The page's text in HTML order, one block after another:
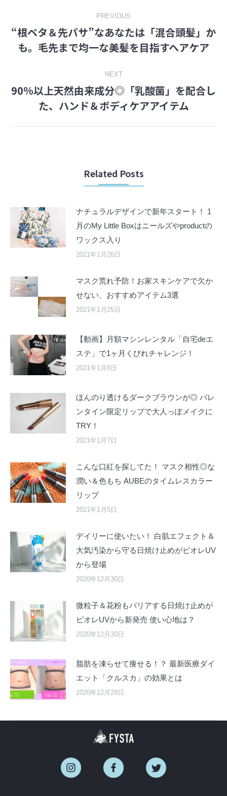
navigation
PREVIOUS
Previous
post:
“根ベタ＆先パサ”なあなたは「混合頭髪」か
も。毛先まで均一な美髪を目指すヘアケア
NEXT
Next
post:
90%以上天然由来成分◎「乳酸菌」を配合し
た、ハンド＆ボディケアアイテム
Related Posts
ナチュラルデザインで新年スタート！ 1
月のMy Little Boxはニールズやproductの
ワックス入り
2021年1月26日
マスク荒れ予防！お家スキンケアで欠か
せない、おすすめアイテム3選
2021年1月25日
【動画】月額マシンレンタル「自宅deエ
ステ」で1ヶ月くびれチャレンジ！
2021年1月8日
ほんのり透けるダークブラウンが◎ バレ
ンタイン限定リップで大人っぽメイクに
TRY！
2021年1月7日
こんな口紅を探してた！ マスク相性◎な
潤い＆色もち AUBEのタイムレスカラー
リップ
2021年1月5日
デイリーに使いたい！ 白肌エフェクト＆
大気汚染から守る日焼け止めがビオレUV
から登場
2020年12月30日
微粒子＆花粉もバリアする日焼け止めが
ビオレUVから新発売 使い心地は？
2020年12月30日
脂肪を凍らせて痩せる！？ 最新医療ダイ
エット「クルスカ」の効果とは
2020年12月28日